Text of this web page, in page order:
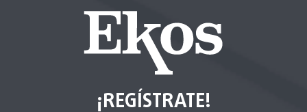
¡REGÍSTRATE!